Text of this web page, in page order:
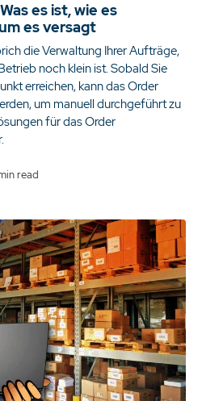
es ist, wie es
es versagt
die Verwaltung Ihrer Aufträge,
noch klein ist. Sobald Sie
erreichen, kann das Order
um manuell durchgeführt zu
für das Order
read